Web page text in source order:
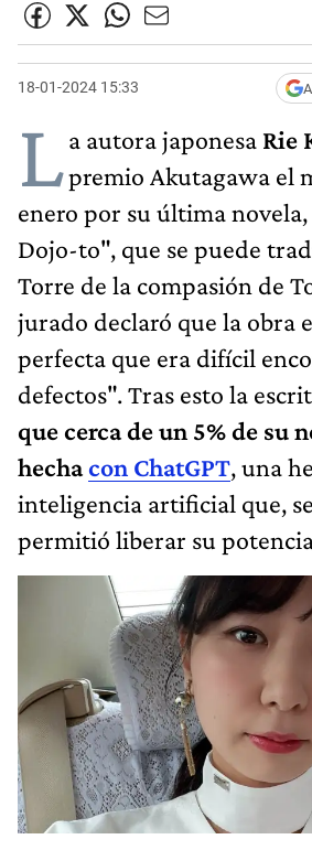
18-01-2024 15:33
La autora japonesa Rie
premio Akutagawa el
enero por su última
Dojo-to", que se puede
Torre de la compasión de
jurado declaró que la obra
perfecta que era difícil
defectos". Tras esto la
que cerca de un 5% de su
hechacon ChatGPT, una
inteligencia artificial que,
permitió liberar su